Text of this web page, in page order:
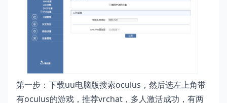
第一步：下载uu电脑版搜索oculus，然后选左上角带
有oculus的游戏，推荐vrchat，多人激活成功，有两